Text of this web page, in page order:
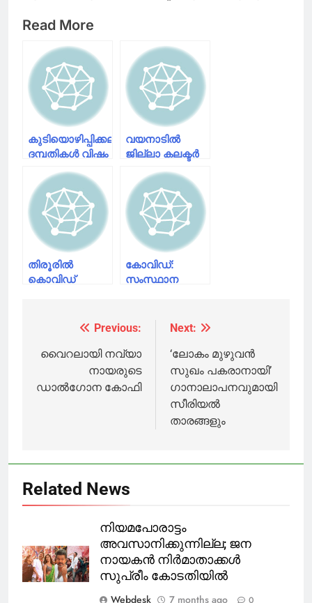
Read More
കുടിയൊഴിപ്പിക്കലിനിടെ
ദമ്പതികള്‍ വിഷം
കഴിച്ച സംഭവം;
ജില്ലാ
കലക്ടറെയും
എസ് പിയെയും
സ്ഥലം മാറ്റി
വയനാടിൽ
ജില്ലാ കലക്ടർ
പ്രഖ്യാപിച്ച
കണ്ടെയ്മെൻ്റ്
സോൺ
പുന:പരിശോധിക്കണം;സുൽത്താൻ
ബത്തേരി
മർച്ചൻ്റ്
അസോസിയേഷൻ
തിരൂരില്‍
കൊവിഡ്
മരിച്ചു
കോവിഡ്:
സംസ്ഥാന
കനിഹ
navigation
Previous:
വൈറലായി നവ്യാ
നായരുടെ
ഡാല്‍ഗോന കോഫി
Next:
‘ലോകം മുഴുവന്‍
സുഖം പകരാനായി’
ഗാനാലാപനവുമായി
സീരിയല്‍
താരങ്ങളും
Related News
നിയമപോരാട്ടം
അവസാനിക്കുന്നില്ല; ജന
നായകൻ നിർമാതാക്കൾ
സുപ്രീം കോടതിയിൽ
Webdesk
7 months ago 0